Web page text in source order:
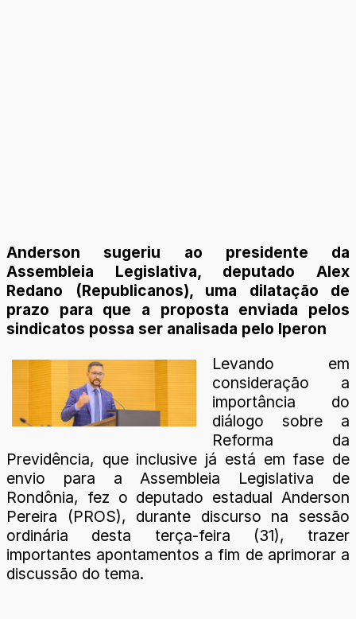
Anderson sugeriu ao presidente da
Assembleia Legislativa, deputado Alex
Redano (Republicanos), uma dilatação de
prazo para que a proposta enviada pelos
sindicatos possa ser analisada pelo Iperon
Levando em
consideração a
importância do
diálogo sobre a
Reforma da
Previdência, que inclusive já está em fase de
envio para a Assembleia Legislativa de
Rondônia, fez o deputado estadual Anderson
Pereira (PROS), durante discurso na sessão
ordinária desta terça-feira (31), trazer
importantes apontamentos a fim de aprimorar a
discussão do tema.